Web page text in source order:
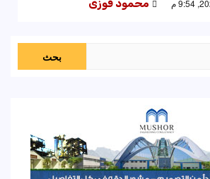
محمود فوزى